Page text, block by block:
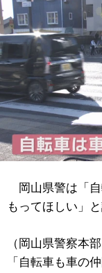
岡山県警は「自
もってほしい」
（岡山県警察本
「自転車も車の